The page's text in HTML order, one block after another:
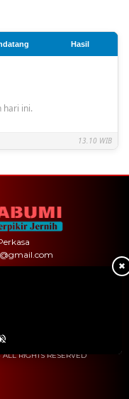
Hasil
hari ini.
13.10 WIB
✖
RIGHTS RESERVED